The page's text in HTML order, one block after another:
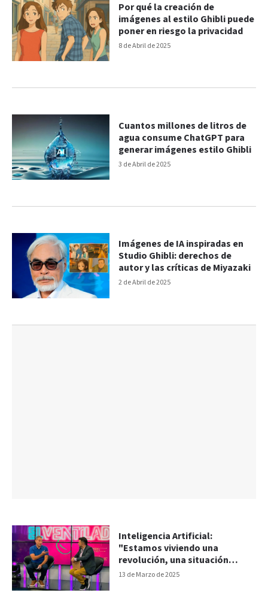
8 de Abril de 2025
Por qué la creación de
imágenes al estilo Ghibli puede
poner en riesgo la privacidad
3 de Abril de 2025
Cuantos millones de litros de
agua consume ChatGPT para
generar imágenes estilo Ghibli
2 de Abril de 2025
Imágenes de IA inspiradas en
Studio Ghibli: derechos de
autor y las críticas de Miyazaki
13 de Marzo de 2025
Inteligencia Artificial:
"Estamos viviendo una
revolución, una situación
similar a lo que pasó con las